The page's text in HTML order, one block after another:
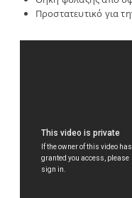
Προστατευτικό για